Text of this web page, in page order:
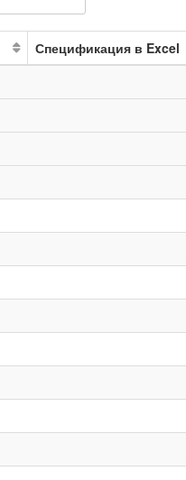
Спецификация в Excel